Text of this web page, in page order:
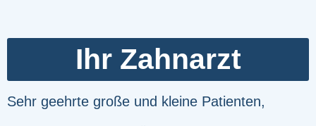
Ihr Zahnarzt
Sehr geehrte große und kleine Patienten,